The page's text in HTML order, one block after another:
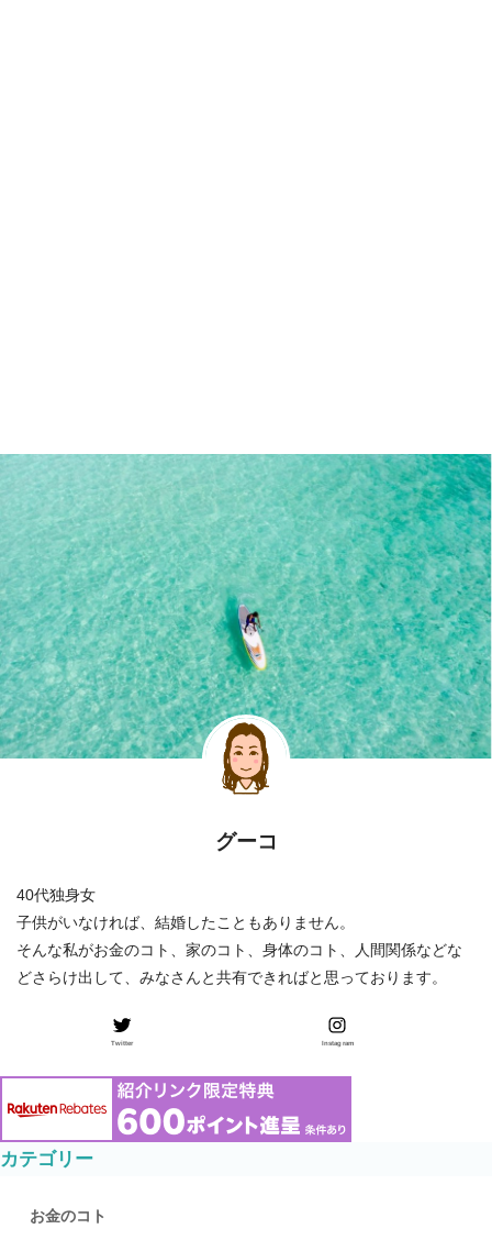
グーコ
40代独身女
子供がいなければ、結婚したこともありません。
そんな私がお金のコト、家のコト、身体のコト、人間関係などな
どさらけ出して、みなさんと共有できればと思っております。
Twitter Instagram
カテゴリー
お金のコト